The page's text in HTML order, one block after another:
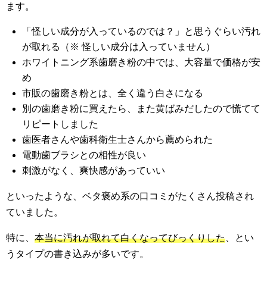
ます。
「怪しい成分が入っているのでは？」と思うぐらい汚れ
が取れる（※ 怪しい成分は入っていません）
ホワイトニング系歯磨き粉の中では、大容量で価格が安
め
市販の歯磨き粉とは、全く違う白さになる
別の歯磨き粉に買えたら、また黄ばみだしたので慌てて
リピートしました
歯医者さんや歯科衛生士さんから薦められた
電動歯ブラシとの相性が良い
刺激がなく、爽快感があっていい
といったような、ベタ褒め系の口コミがたくさん投稿され
ていました。
特に、 本当に汚れが取れて白くなってびっくりした 、とい
うタイプの書き込みが多いです。